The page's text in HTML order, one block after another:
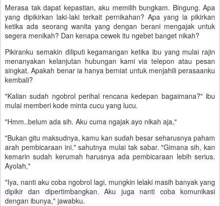
Merasa tak dapat kepastian, aku memilih bungkam. Bingung. Apa
yang dipikirkan laki-laki terkait pernikahan? Apa yang ia pikirkan
ketika ada seorang wanita yang dengan berani mengajak untuk
segera menikah? Dan kenapa cewek itu ngebet banget nikah?
Pikiranku semakin diliputi kegamangan ketika ibu yang mulai rajin
menanyakan kelanjutan hubungan kami via telepon atau pesan
singkat. Apakah benar ia hanya berniat untuk menjahili perasaanku
kembali?
"Kalian sudah ngobrol perihal rencana kedepan bagaimana?" ibu
mulai memberi kode minta cucu yang lucu.
"Hmm..belum ada sih. Aku cuma ngajak ayo nikah aja,"
"Bukan gitu maksudnya, kamu kan sudah besar seharusnya paham
arah pembicaraan ini." sahutnya mulai tak sabar. "Gimana sih, kan
kemarin sudah kerumah harusnya ada pembicaraan lebih serius.
Ayolah,"
"Iya, nanti aku coba ngobrol lagi, mungkin lelaki masih banyak yang
dipikir dan dipertimbangkan. Aku juga nanti coba komunikasi
dengan ibunya," jawabku.